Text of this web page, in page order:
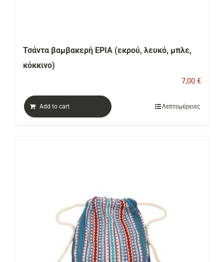
Τσάντα βαμβακερή ΕΡΙΑ (εκρού, λευκό, μπλε,
κόκκινο)
7,00 €
Add to cart Λεπτομέρειες